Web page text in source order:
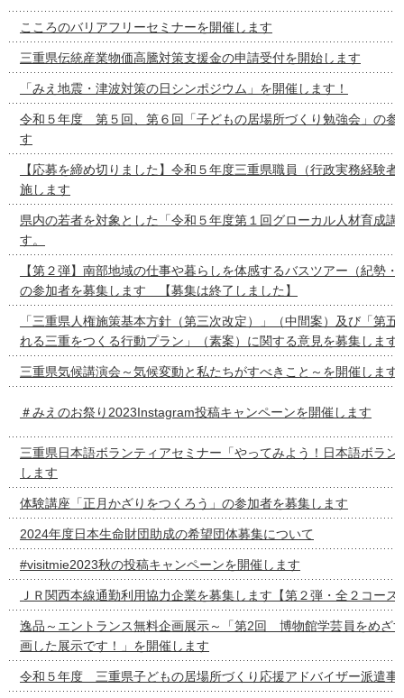
こころのバリアフリーセミナーを開催します
三重県伝統産業物価高騰対策支援金の申請受付を開始します
「みえ地震・津波対策の日シンポジウム」を開催します！
令和５年度 第５回、第６回「子どもの居場所づくり勉強会」の参
す
【応募を締め切りました】令和５年度三重県職員（行政実務経験
施します
県内の若者を対象とした「令和５年度第１回グローカル人材育成講
す。
【第２弾】南部地域の仕事や暮らしを体感するバスツアー（紀勢
の参加者を募集します 【募集は終了しました】
「三重県人権施策基本方針（第三次改定）」（中間案）及び「第
れる三重をつくる行動プラン」（素案）に関する意見を募集します
三重県気候講演会～気候変動と私たちがすべきこと～を開催します
＃みえのお祭り2023Instagram投稿キャンペーンを開催します
三重県日本語ボランティアセミナー「やってみよう！日本語ボラン
します
体験講座「正月かざりをつくろう」の参加者を募集します
2024年度日本生命財団助成の希望団体募集について
#visitmie2023秋の投稿キャンペーンを開催します
ＪＲ関西本線通勤利用協力企業を募集します【第２弾・全２コース
逸品～エントランス無料企画展示～「第2回 博物館学芸員をめざ
画した展示です！」を開催します
令和５年度 三重県子どもの居場所づくり応援アドバイザー派遣事